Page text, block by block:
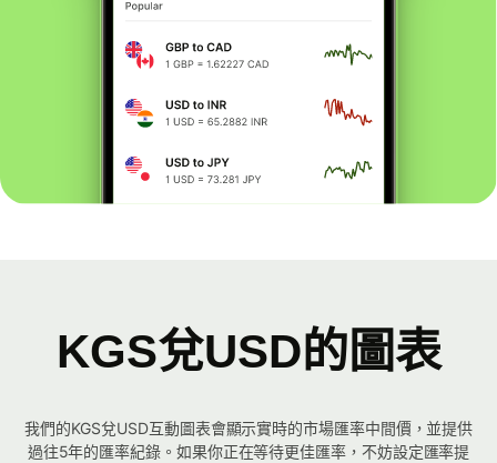
KGS兌USD的圖表
我們的KGS兌USD互動圖表會顯示實時的市場匯率中間價，並提供
過往5年的匯率紀錄。如果你正在等待更佳匯率，不妨設定匯率提